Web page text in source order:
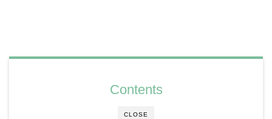
CLOSE
Contents